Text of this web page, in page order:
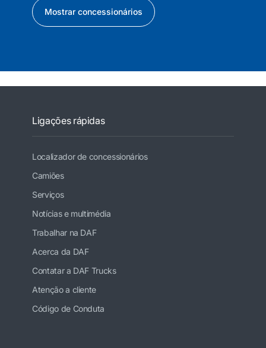
Mostrar concessionários
Ligações rápidas
Localizador de concessionários
Camiões
Serviços
Notícias e multimédia
Trabalhar na DAF
Acerca da DAF
Contatar a DAF Trucks
Atenção a cliente
Código de Conduta